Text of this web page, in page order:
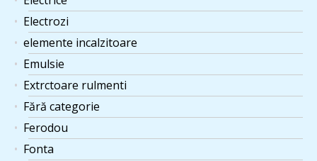
Electrozi
elemente incalzitoare
Emulsie
Extrctoare rulmenti
Fără categorie
Ferodou
Fonta